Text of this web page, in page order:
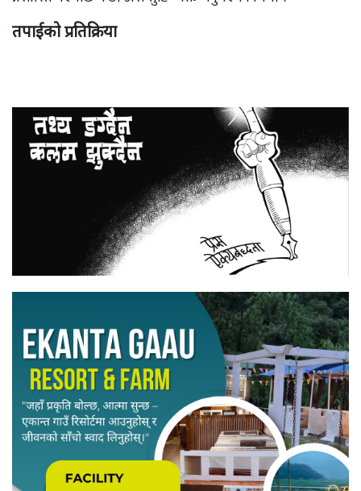
तपाईको प्रतिक्रिया